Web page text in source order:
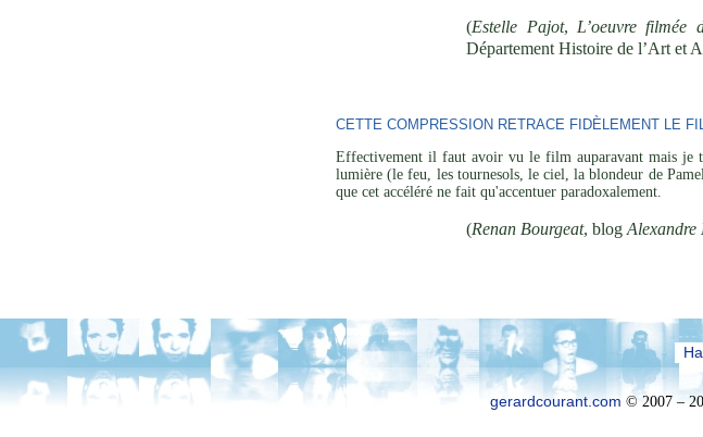
(Estelle Pajot,L’oeuvre filmée
Département Histoire de l’Art et
CETTE COMPRESSION RETRACE FIDÈLEMENT LE
Effectivement il faut avoir vu le film auparavant mais je
lumière (le feu, les tournesols, le ciel, la blondeur de
que cet accéléré ne fait qu'accentuer paradoxalement.
(Renan Bourgeat, blogAlexandre
gerardcourant.com © 2007 –